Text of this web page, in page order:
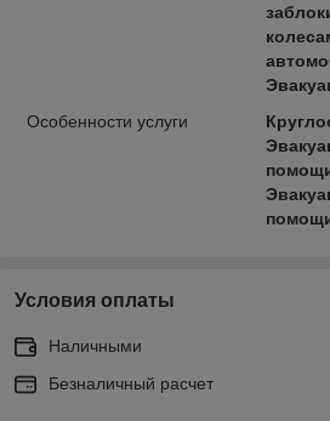
Особенности услуги
Условия оплаты
Наличными
Безналичный расчет